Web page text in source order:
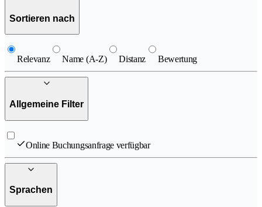
Sortieren nach
Relevanz Name (A-Z) Distanz Bewertung
Allgemeine Filter
Online Buchungsanfrage verfügbar
Sprachen